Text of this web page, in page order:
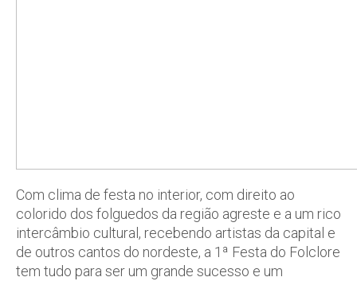
Com clima de festa no interior, com direito ao
colorido dos folguedos da região agreste e a um rico
intercâmbio cultural, recebendo artistas da capital e
de outros cantos do nordeste, a 1ª Festa do Folclore
tem tudo para ser um grande sucesso e um